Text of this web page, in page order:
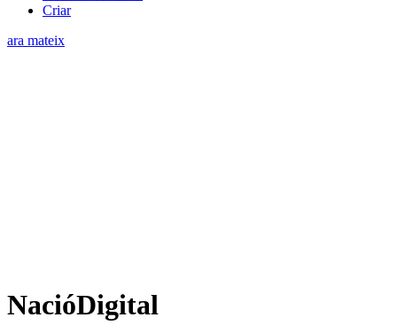
Criar
ara mateix
NacióDigital